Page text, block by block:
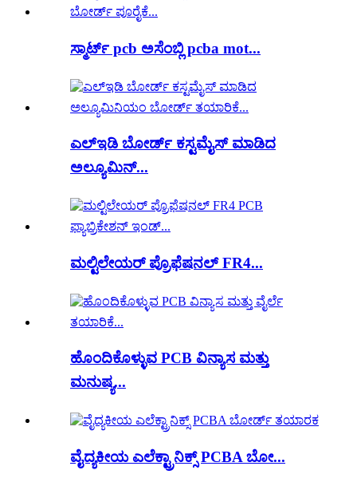
ಸ್ಮಾರ್ಟ್ pcb ಅಸೆಂಬ್ಲಿ pcba mot...
ಎಲ್ಇಡಿ ಬೋರ್ಡ್ ಕಸ್ಟಮೈಸ್ ಮಾಡಿದ
ಅಲ್ಯೂಮಿನ್...
ಮಲ್ಟಿಲೇಯರ್ ಪ್ರೊಫೆಷನಲ್ FR4...
ಹೊಂದಿಕೊಳ್ಳುವ PCB ವಿನ್ಯಾಸ ಮತ್ತು
ಮನುಷ್ಯ...
ವೈದ್ಯಕೀಯ ಎಲೆಕ್ಟ್ರಾನಿಕ್ಸ್ PCBA ಬೋ...